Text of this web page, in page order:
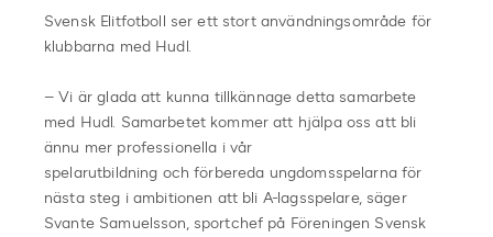
Svensk Elitfotboll ser ett stort användningsområde för
klubbarna med Hudl.
– Vi är glada att kunna tillkännage detta samarbete
med Hudl. Samarbetet kommer att hjälpa oss att bli
ännu mer professionella i vår
spelarutbildning och förbereda ungdomsspelarna för
nästa steg i ambitionen att bli A-lagsspelare, säger
Svante Samuelsson, sportchef på Föreningen Svensk